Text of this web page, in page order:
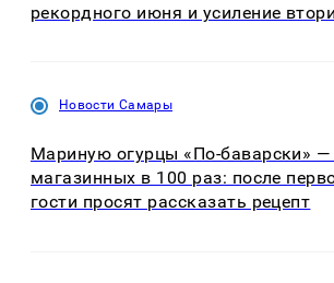
рекордного июня и усиление
Новости Самары
Мариную огурцы «По-баварски» —
магазинных в 100 раз: после
гости просят рассказать рецепт